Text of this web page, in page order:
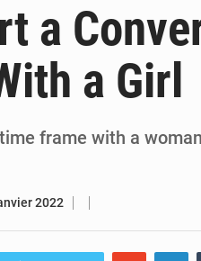
Sénégal : les subventions à l’énergie
Sénégal : le niveau du fleuve
a
a Girl
frame with a
2022